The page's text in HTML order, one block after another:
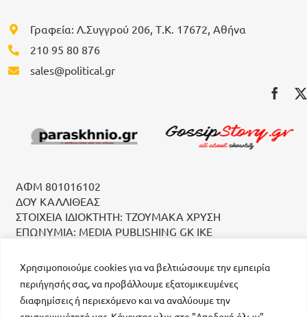
Χρησιμοποιούμε cookies για να βελτιώσουμε την εμπειρία
περιήγησής σας, να προβάλλουμε εξατομικευμένες
διαφημίσεις ή περιεχόμενο και να αναλύουμε την
Γραφεία: Λ.Συγγρού 206, Τ.Κ. 17672, Αθήνα
210 95 80 876
sales@political.gr
ΑΦΜ 801016102
ΔΟΥ ΚΑΛΛΙΘΕΑΣ
ΣΤΟΙΧΕΙΑ ΙΔΙΟΚΤΗΤΗ: ΤΖΟΥΜΑΚΑ ΧΡΥΣΗ
ΕΠΩΝΥΜΙΑ: MEDIA PUBLISHING GK IKE